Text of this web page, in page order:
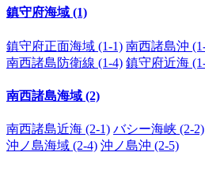
鎮守府海域 (1)
鎮守府正面海域 (1-1) 南西諸島沖
南西諸島防衛線 (1-4) 鎮守府近海
南西諸島海域 (2)
南西諸島近海 (2-1) バシー海峡 (2-2)
沖ノ島海域 (2-4) 沖ノ島沖 (2-5)